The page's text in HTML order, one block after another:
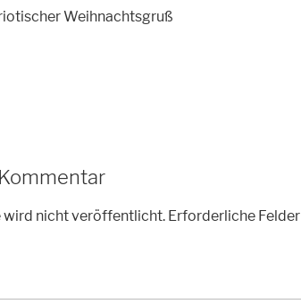
Weihnachtsgruß
wird nicht veröffentlicht. Erforderliche Felder